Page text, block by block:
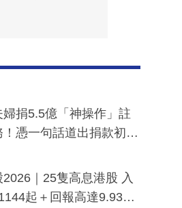
婦捐5.5億「神操作」註
！憑一句話道出捐款初
誤當詐騙手段
｜25隻高息港股 入
起＋回報高達9.93